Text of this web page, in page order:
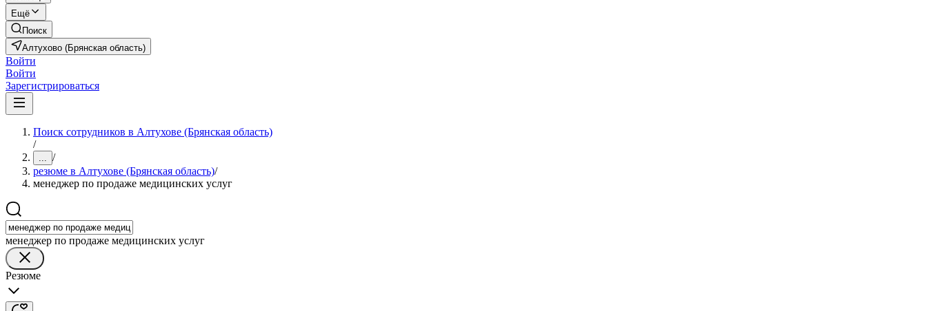
Ещё
Поиск
Алтухово (Брянская область)
Войти
Войти
Зарегистрироваться
Поиск сотрудников в Алтухове (Брянская область)
/
... /
резюме в Алтухове (Брянская область)/
менеджер по продаже медицинских услуг
менеджер по продаже медицинских услуг
Резюме